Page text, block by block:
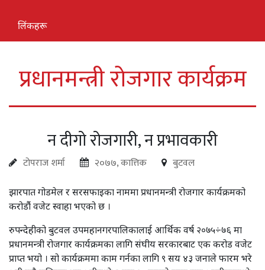
लिंकहरू
प्रधानमन्त्री रोजगार कार्यक्रम
न दीगो रोजगारी, न प्रभावकारी
टोपराज शर्मा २०७७, कात्तिक बुटवल
झारपात गोडमेल र सरसफाइका नाममा प्रधानमन्त्री रोजगार कार्यक्रमको
करोडौंं वजेट स्वाहा भएको छ ।
रुपन्देहीको बुटवल उपमहानगरपालिकालाई आर्थिक वर्ष २०७५÷७६ मा
प्रधानमन्त्री रोजगार कार्यक्रमका लागि संघीय सरकारबाट एक करोड वजेट
प्राप्त भयो । सो कार्यक्रममा काम गर्नका लागि ९ सय ४३ जनाले फारम भरे